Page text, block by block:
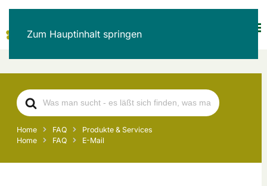
Zum Hauptinhalt springen
Search
For
Home FAQ
Produkte & Services
Home
FAQ E-Mail